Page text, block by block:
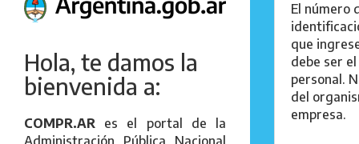
Hola, te damos la
bienvenida a:
COMPR.AR es el portal de la
Administración Pública Nacional
El número
que
debe ser el
personal.
del
empresa.